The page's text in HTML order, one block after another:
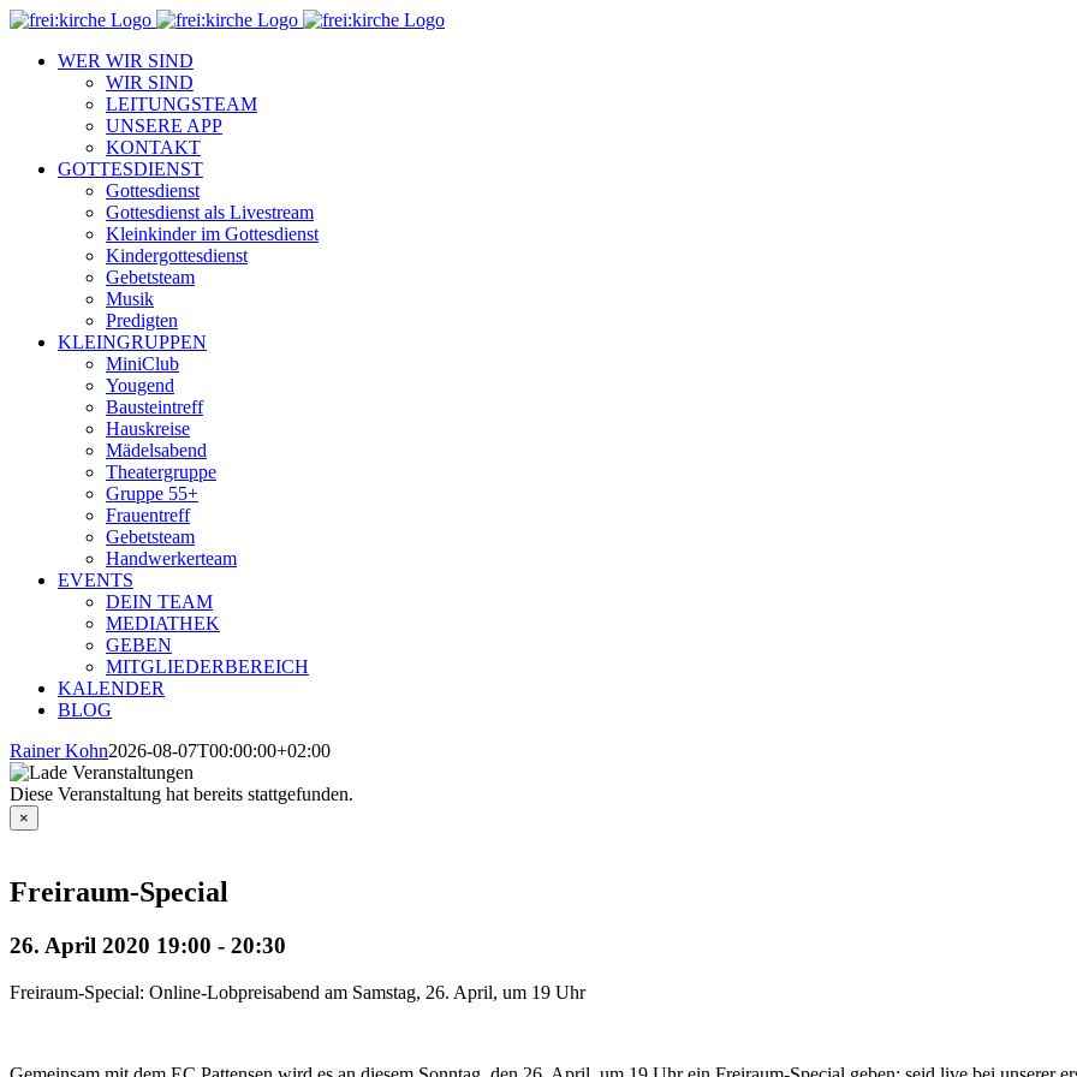
Zum
springenWER WIR SIND
WIR SIND
LEITUNGSTEAM
UNSERE APP
KONTAKT
GOTTESDIENST
Gottesdienst
Gottesdienst als Livestream
Kleinkinder im Gottesdienst
Kindergottesdienst
Gebetsteam
Musik
Predigten
KLEINGRUPPEN
MiniClub
Yougend
Bausteintreff
Hauskreise
Mädelsabend
Theatergruppe
Gruppe 55+
Frauentreff
Gebetsteam
Handwerkerteam
EVENTS
DEIN TEAM
MEDIATHEK
GEBEN
MITGLIEDERBEREICH
KALENDER
BLOG
Rainer Kohn2026-08-07T00:00:00+02:00
Diese Veranstaltung hat bereits stattgefunden.
×
Freiraum-Special
26. April 2020 19:00 - 20:30
Freiraum-Special: Online-Lobpreisabend am Samstag, 26. April, um 19 Uhr